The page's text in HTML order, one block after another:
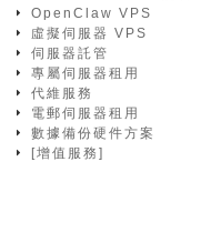
OpenClaw VPS
虛擬伺服器 VPS
伺服器託管
專屬伺服器租用
代維服務
電郵伺服器租用
數據備份硬件方案
[增值服務]